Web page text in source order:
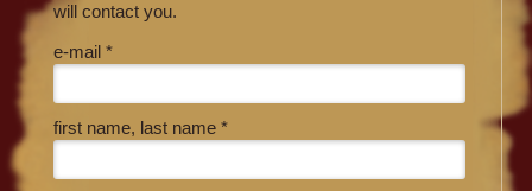
will contact you.
e-mail *
first name, last name *